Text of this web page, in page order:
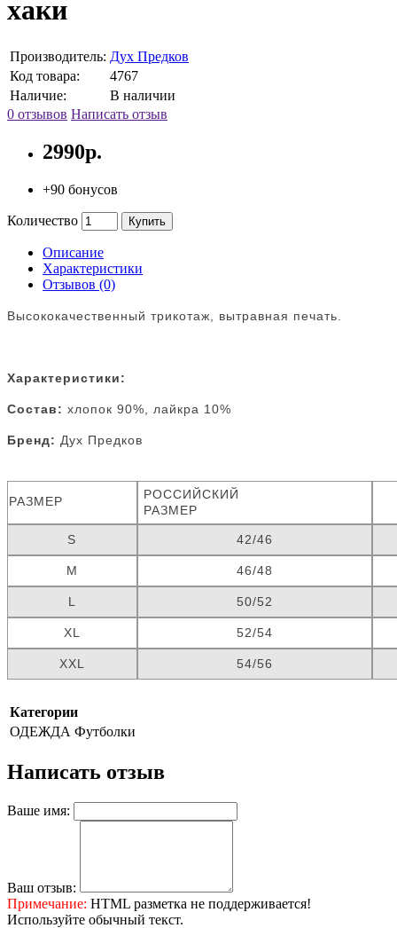
хаки
Производитель: Дух Предков
Код товара:
4767
Наличие:
В наличии
0 отзывов Написать отзыв
2990р.
+90 бонусов
Количество Купить
Описание
Характеристики
Отзывов (0)
Высококачественный трикотаж, вытравная печать.
Характеристики:
Состав: хлопок 90%, лайкра 10%
Бренд: Дух Предков
РАЗМЕР
РОССИЙСКИЙ
РАЗМЕР
S 42/46
M 46/48
L 50/52
XL 52/54
XXL 54/56
Категории
ОДЕЖДА Футболки
Написать отзыв
Ваше имя:
Ваш отзыв:
Примечание: HTML разметка не поддерживается!
Используйте обычный текст.